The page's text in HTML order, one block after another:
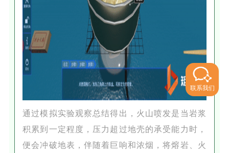
通过模拟实验观察总结得出，火山喷发是当岩浆
积累到一定程度，压力超过地壳的承受能力时，
便会冲破地表，伴随着巨响和浓烟，将熔岩、火
联系我们